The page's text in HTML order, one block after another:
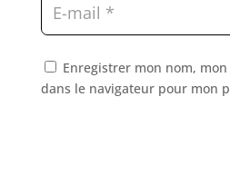
Enregistrer mon nom,
dans le navigateur pour mon